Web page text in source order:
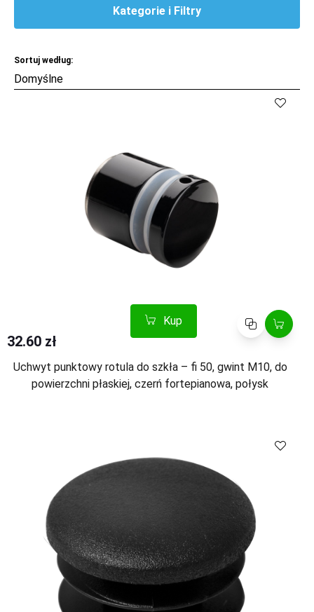
Kategorie i Filtry
Sortuj według:
Kup Porównaj
Kup Porównaj
32.60 zł
Uchwyt punktowy rotula do szkła – fi 50, gwint M10, do
powierzchni płaskiej, czerń fortepianowa, połysk